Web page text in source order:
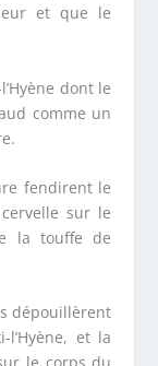
et que le
dont le
comme un
fendirent le
sur le
la touffe de
dépouillèrent
et la